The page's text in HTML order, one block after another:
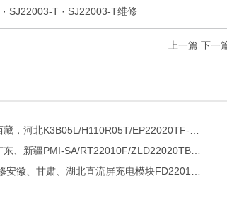
· SJ22003-T · SJ22003-T维修
上一篇 下一
湖南、广东、新疆PMI-SA/RT22010F/ZLD22020TB电源模块维修更换